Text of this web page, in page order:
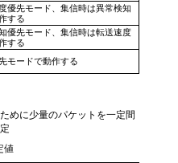
優先モード、集信時は異常検知
する
優先モード、集信時は転送速度
する
モードで動作する
めに少量のパケットを一定間
値